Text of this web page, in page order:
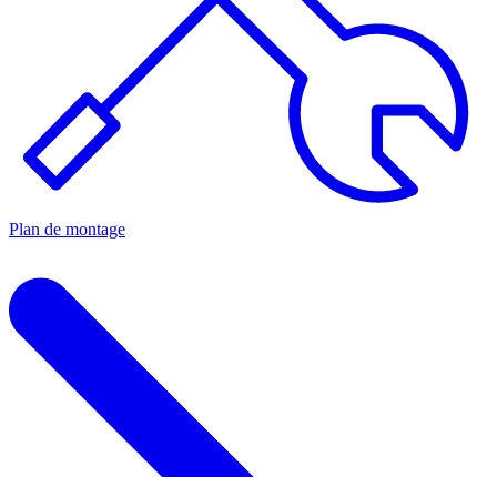
Plan de montage